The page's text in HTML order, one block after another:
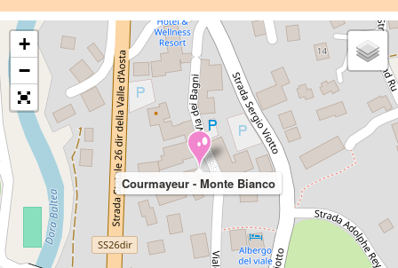
Courmayeur - Monte Bianco
+
−